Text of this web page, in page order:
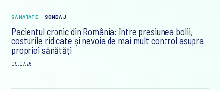
SANATATE SONDAJ
Pacientul cronic din România: între presiunea bolii,
costurile ridicate și nevoia de mai mult control asupra
propriei sănătăți
09.07.26